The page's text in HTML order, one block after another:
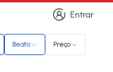
Entrar
Entrar
Beato Preço